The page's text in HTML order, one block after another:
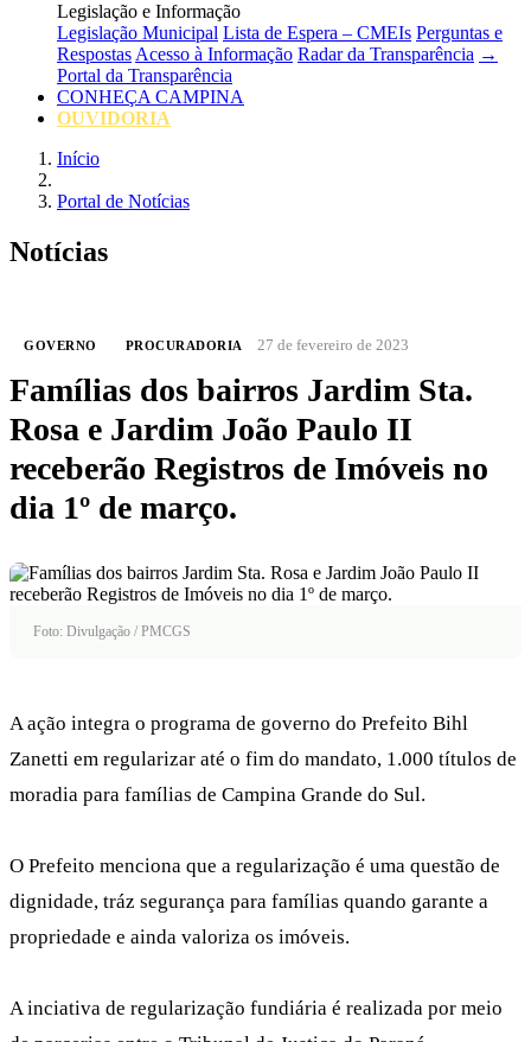
Legislação e Informação
Legislação Municipal Lista de Espera – CMEIs Perguntas e
Respostas Acesso à Informação Radar da Transparência →
Portal da Transparência
CONHEÇA CAMPINA
OUVIDORIA
Início
Portal de Notícias
Notícias
GOVERNO PROCURADORIA 27 de fevereiro de 2023
Famílias dos bairros Jardim Sta.
Rosa e Jardim João Paulo II
receberão Registros de Imóveis no
dia 1º de março.
Foto: Divulgação / PMCGS
A ação integra o programa de governo do Prefeito Bihl
Zanetti em regularizar até o fim do mandato, 1.000 títulos de
moradia para famílias de Campina Grande do Sul.
O Prefeito menciona que a regularização é uma questão de
dignidade, tráz segurança para famílias quando garante a
propriedade e ainda valoriza os imóveis.
A inciativa de regularização fundiária é realizada por meio